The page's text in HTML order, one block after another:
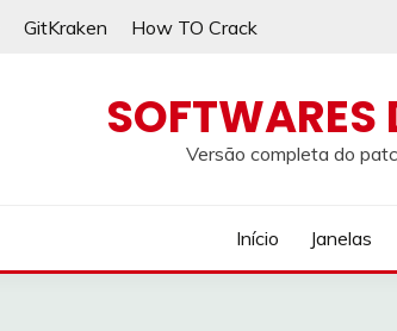
GitKraken How TO Crack
Versão completa do
Início Janelas